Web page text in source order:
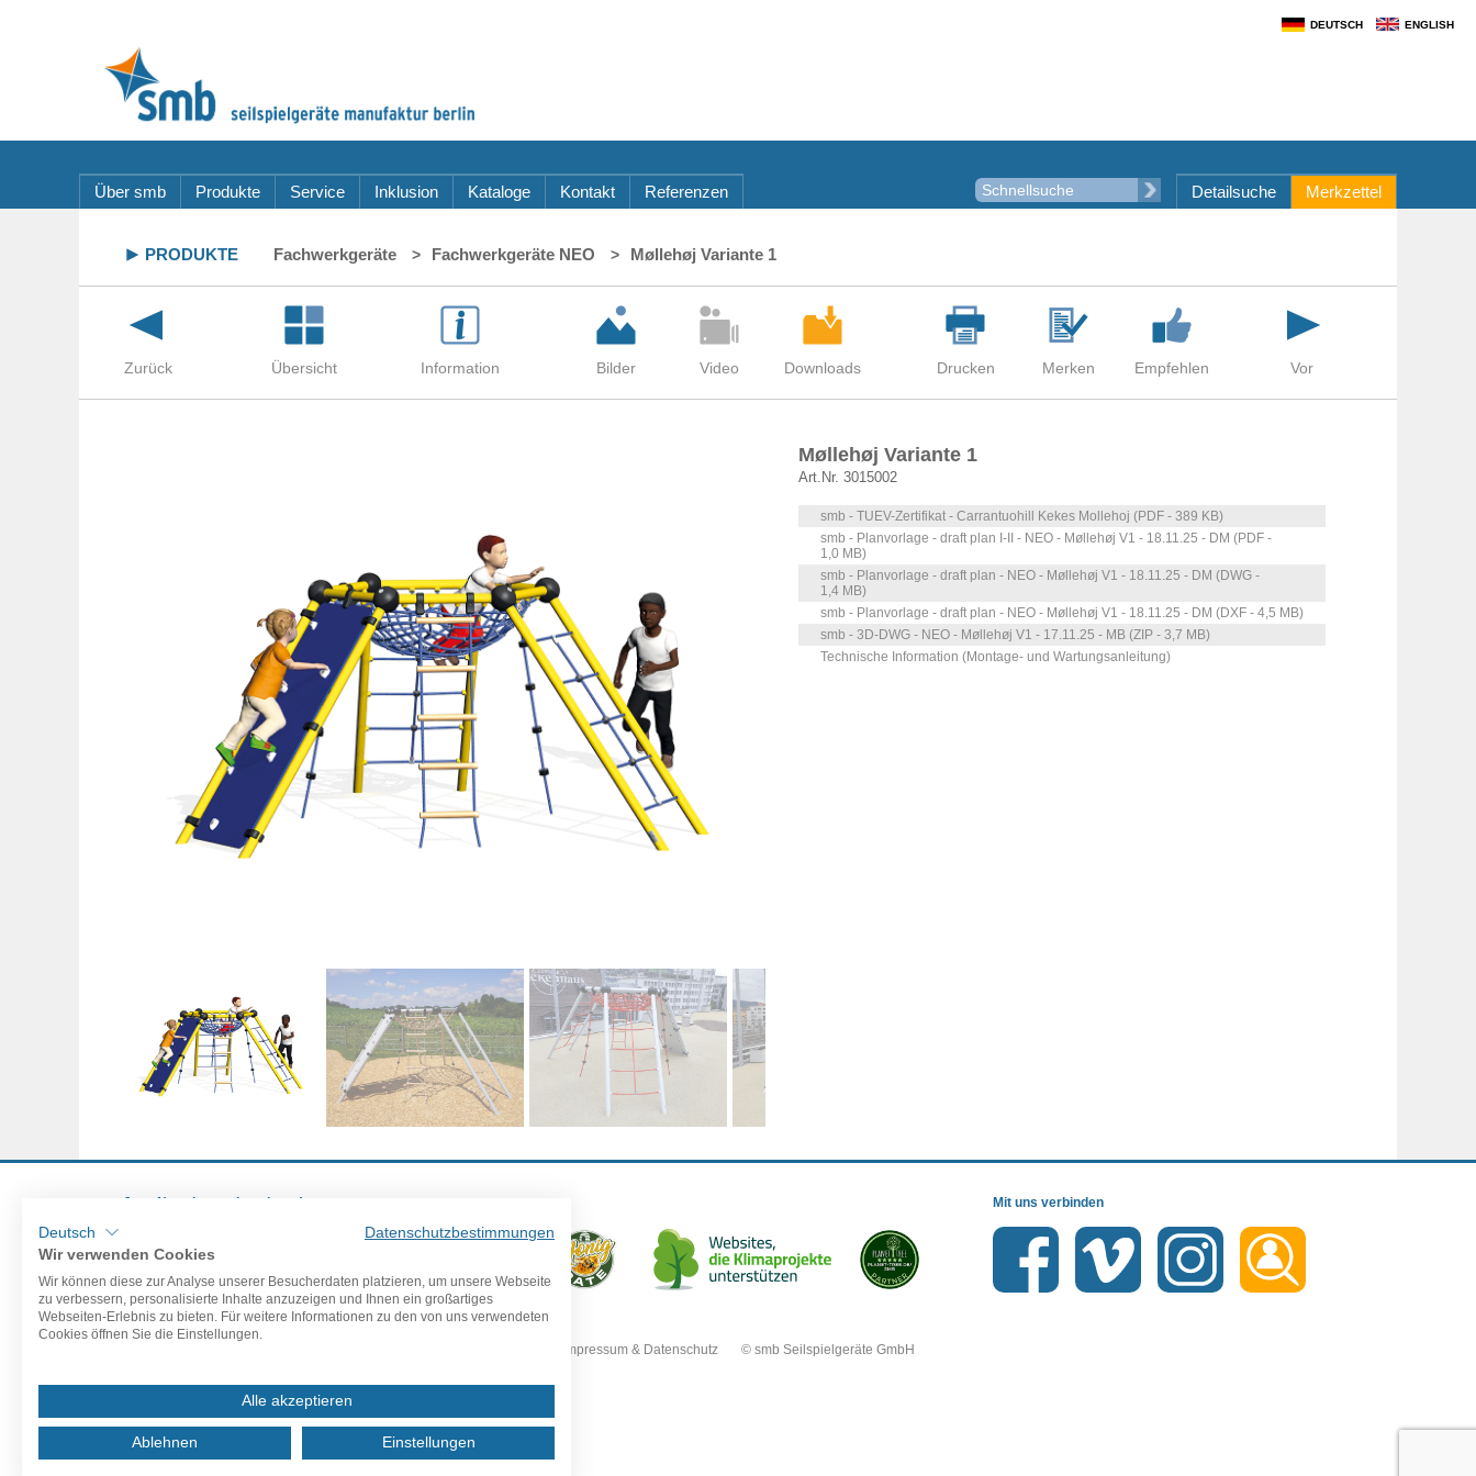
DEUTSCH ENGLISH
Über smb Produkte Service Inklusion Kataloge Kontakt Referenzen Detailsuche Merkzettel
PRODUKTE Fachwerkgeräte Fachwerkgeräte NEO Møllehøj Variante 1
Møllehøj Variante 1
Art.Nr. 3015002
smb - TUEV-Zertifikat - Carrantuohill Kekes Mollehoj (PDF - 389 KB)
smb - Planvorlage - draft plan I-II - NEO - Møllehøj V1 - 18.11.25 - DM (PDF -
1,0 MB)
smb - Planvorlage - draft plan - NEO - Møllehøj V1 - 18.11.25 - DM (DWG -
1,4 MB)
smb - Planvorlage - draft plan - NEO - Møllehøj V1 - 18.11.25 - DM (DXF - 4,5 MB)
smb - 3D-DWG - NEO - Møllehøj V1 - 17.11.25 - MB (ZIP - 3,7 MB)
Technische Information (Montage- und Wartungsanleitung)
Jetzt Newsletter abonnieren! Mit uns verbinden
Impressum & Datenschutz © smb Seilspielgeräte GmbH
Deutsch
Datenschutzbestimmungen
Wir verwenden Cookies
Wir können diese zur Analyse unserer Besucherdaten platzieren, um unsere Webseite
zu verbessern, personalisierte Inhalte anzuzeigen und Ihnen ein großartiges
Webseiten-Erlebnis zu bieten. Für weitere Informationen zu den von uns verwendeten
Cookies öffnen Sie die Einstellungen.
Alle akzeptieren
Ablehnen Einstellungen